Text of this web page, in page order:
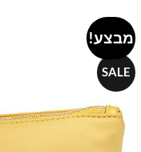
מבצע!
SALE